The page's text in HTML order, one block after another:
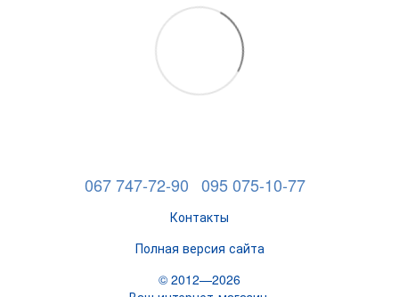
067 747-72-90 095 075-10-77
Контакты
Полная версия сайта
© 2012—2026